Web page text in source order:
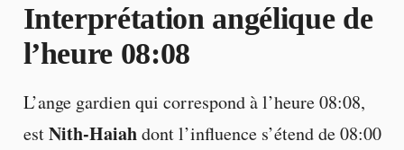
Interprétation angélique de
l’heure 08:08
L’ange gardien qui correspond à l’heure 08:08,
estNith-Haiahdont l’influence s’étend de 08:00